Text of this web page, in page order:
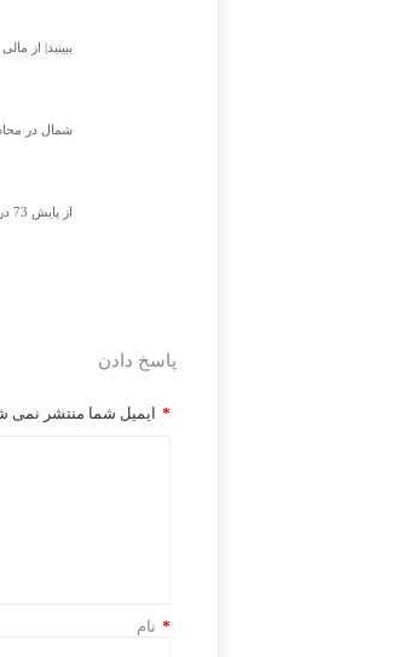
ببینید| از
شمال در
از پایش 73 درصدی شبکه تا هوشمندسازی شبکه؛ مرکزی درمسیر عبور از ناترازی
پاسخ دادن
ایمیل شما منتشر نمی *
نام *